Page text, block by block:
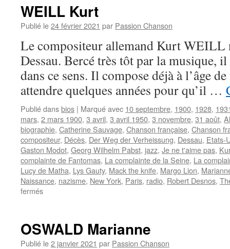
WEILL Kurt
Publié le24 février 2021 par Passion Chanson
Le compositeur allemand Kurt WEILL
Dessau. Bercé très tôt par la musique,
dans ce sens. Il compose déjà à l’âge
attendre quelques années pour qu’il …
Publié dansbios | Marqué avec 10 septembre, 1900, 1928,
mars, 2 mars 1900, 3 avril, 3 avril 1950, 3 novembre, 31 août,
biographie, Catherine Sauvage, Chanson française, Chanson
compositeur, Décès, Der Weg der Verheissung, Dessau, Etats-
Gaston Modot, Georg Wilhelm Pabst, jazz, Je ne t'aime pas,
complainte de Fantomas, La complainte de la Seine, La
Lucy de Matha, Lys Gauty, Mack the knife, Margo Lion,
Naissance, nazisme, New York, Paris, radio, Robert Desnos,
ferméssur
OSWALD Marianne
Publié le2 janvier 2021 par Passion Chanson